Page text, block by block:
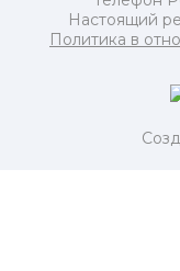
Настоящий
Политика в